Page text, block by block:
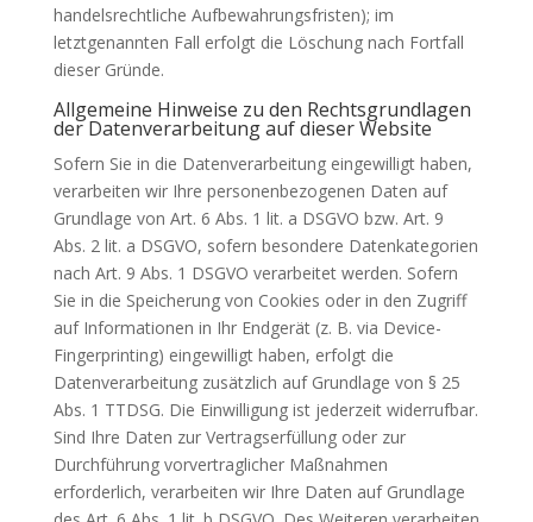
handelsrechtliche Aufbewahrungsfristen); im
letztgenannten Fall erfolgt die Löschung nach Fortfall
dieser Gründe.
Allgemeine Hinweise zu den Rechtsgrundlagen
der Datenverarbeitung auf dieser Website
Sofern Sie in die Datenverarbeitung eingewilligt haben,
verarbeiten wir Ihre personenbezogenen Daten auf
Grundlage von Art. 6 Abs. 1 lit. a DSGVO bzw. Art. 9
Abs. 2 lit. a DSGVO, sofern besondere Datenkategorien
nach Art. 9 Abs. 1 DSGVO verarbeitet werden. Sofern
Sie in die Speicherung von Cookies oder in den Zugriff
auf Informationen in Ihr Endgerät (z. B. via Device-
Fingerprinting) eingewilligt haben, erfolgt die
Datenverarbeitung zusätzlich auf Grundlage von § 25
Abs. 1 TTDSG. Die Einwilligung ist jederzeit widerrufbar.
Sind Ihre Daten zur Vertragserfüllung oder zur
Durchführung vorvertraglicher Maßnahmen
erforderlich, verarbeiten wir Ihre Daten auf Grundlage